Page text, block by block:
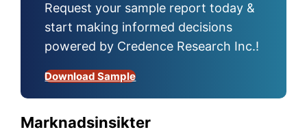
Request your sample report today &
start making informed decisions
powered by Credence Research Inc.!
Download Sample
Marknadsinsikter